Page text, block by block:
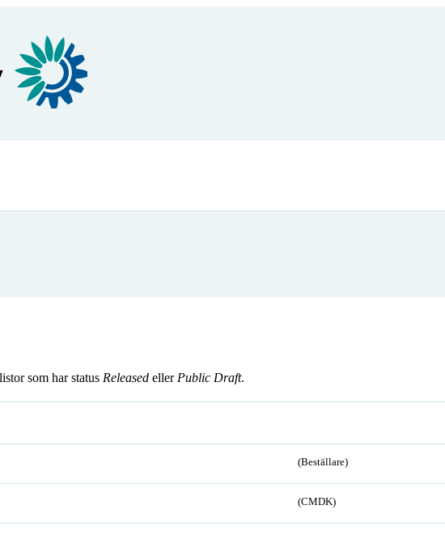
som har status Released eller Public Draft.
(Beställare)
(CMDK)